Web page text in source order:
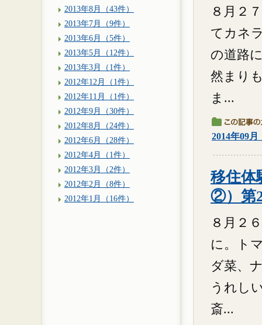
８月２
てカネ
の道路
然まり
ま...
2014年09
移住体
②）第
８月２
に。ト
ダ菜、
うれし
斎...
2013年8月（43件）
2013年7月（9件）
2013年6月（5件）
2013年5月（12件）
2013年3月（1件）
2012年12月（1件）
2012年11月（1件）
2012年9月（30件）
2012年8月（24件）
2012年6月（28件）
2012年4月（1件）
2012年3月（2件）
2012年2月（8件）
2012年1月（16件）